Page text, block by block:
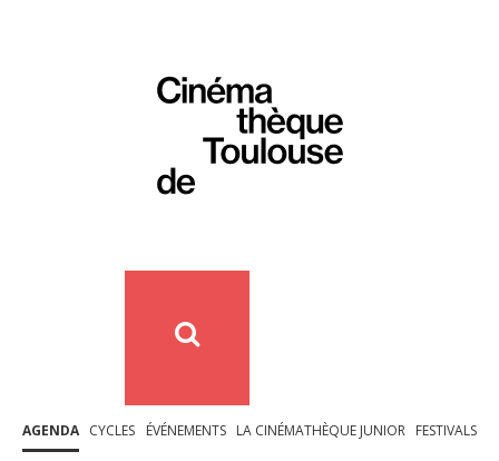
AGENDA CYCLES ÉVÉNEMENTS LA CINÉMATHÈQUE JUNIOR FESTIVALS